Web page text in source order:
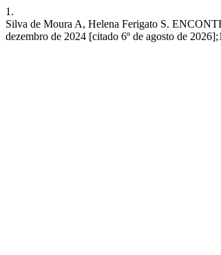
1.
Silva de Moura A, Helena Ferigato S.
dezembro de 2024 [citado 6º de agosto de